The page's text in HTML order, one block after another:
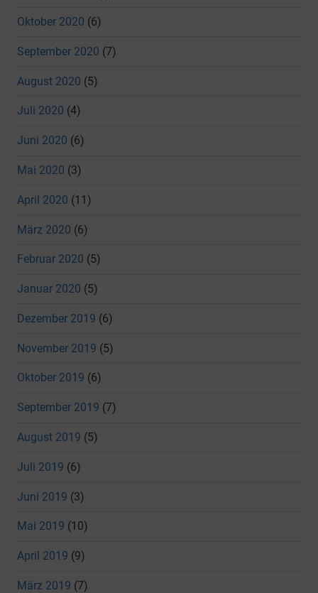
Oktober 2020 (6)
September 2020 (7)
August 2020 (5)
Juli 2020 (4)
Juni 2020 (6)
Mai 2020 (3)
April 2020 (11)
März 2020 (6)
Februar 2020 (5)
Januar 2020 (5)
Dezember 2019 (6)
November 2019 (5)
Oktober 2019 (6)
September 2019 (7)
August 2019 (5)
Juli 2019 (6)
Juni 2019 (3)
Mai 2019 (10)
April 2019 (9)
März 2019 (7)